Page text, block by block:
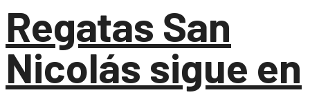
Regatas San
Nicolás sigue en